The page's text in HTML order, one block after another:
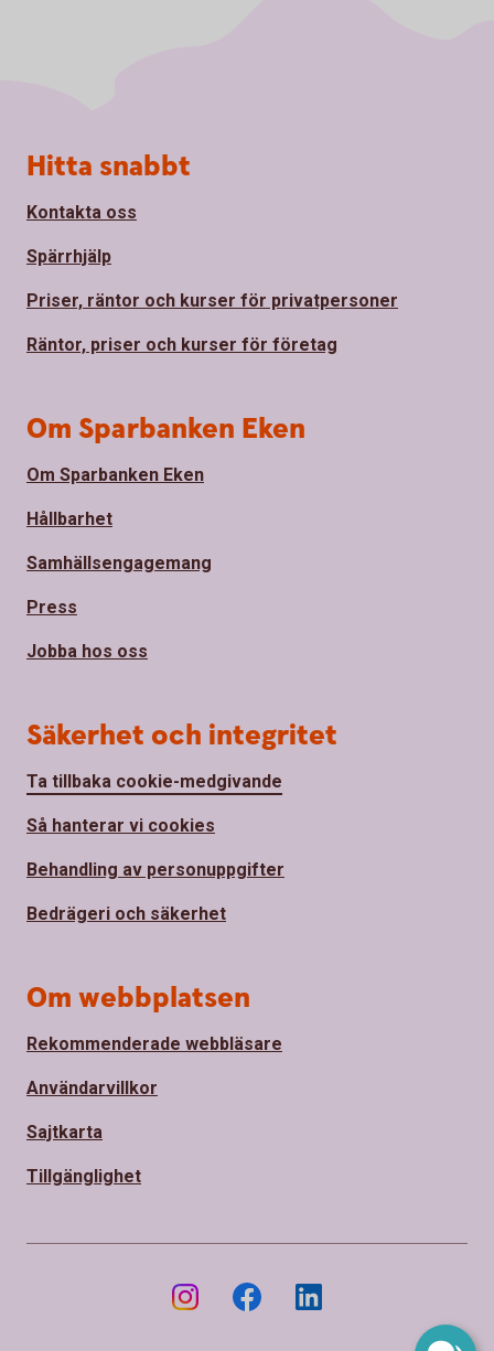
Sidfot
Hitta snabbt
Kontakta oss
Spärrhjälp
Priser, räntor och kurser för privatpersoner
Räntor, priser och kurser för företag
Om Sparbanken Eken
Om Sparbanken Eken
Hållbarhet
Samhällsengagemang
Press
Jobba hos oss
Säkerhet och integritet
Ta tillbaka cookie-medgivande
Så hanterar vi cookies
Behandling av personuppgifter
Bedrägeri och säkerhet
Om webbplatsen
Rekommenderade webbläsare
Användarvillkor
Sajtkarta
Tillgänglighet